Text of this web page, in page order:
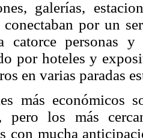
galerías,
conectaban por un
catorce personas
por hoteles y
en varias paradas
más económicos
pero los más
con mucha